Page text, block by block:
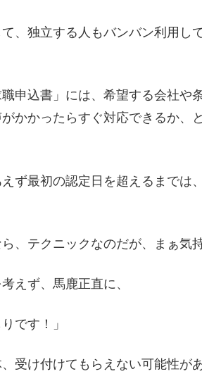
、独立する人もバンバン利用し
申込書」には、希望する会社や
かかったらすぐ対応できるか、
ず最初の認定日を超えるまでは
、テクニックなのだが、まぁ気
えず、馬鹿正直に、
です！」
受け付けてもらえない可能性が